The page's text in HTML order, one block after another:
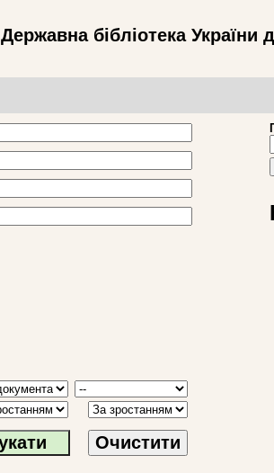
Державна бібліотека України
Очистити